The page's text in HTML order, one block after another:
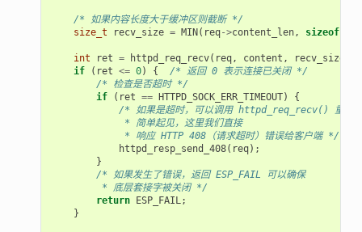
/* 如果内容长度大于缓冲区则截断 */
size_t
recv_size = MIN( req->content_len, sizeof(
int ret = httpd_req_recv( req, content , recv_size
if
( ret <= 0) {
/* 返回 0 表示连接已关闭 */
/* 检查是否超时 */
if
( ret == HTTPD_SOCK_ERR_TIMEOUT)
{
/* 如果是超时，可以调用 httpd_req_recv() 重试
             * 简单起见，这里我们直接
             * 响应 HTTP 408（请求超时）错误给客户端 */
httpd_resp_send_408( req);
}
/* 如果发生了错误，返回 ESP_FAIL 可以确保
         * 底层套接字被关闭 */
return ESP_FAIL;
}